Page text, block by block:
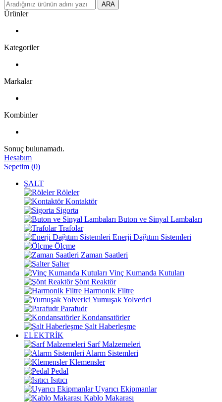
ARA
Ürünler
Kategoriler
Markalar
Kombinler
Sonuç bulunamadı.
Hesabım
Sepetim (0)
ŞALT
Röleler
Kontaktör
Sigorta
Buton ve Sinyal Lambaları
Trafolar
Enerji Dağıtım Sistemleri
Ölçme
Zaman Saatleri
Şalter
Vinç Kumanda Kutuları
Şönt Reaktör
Harmonik Filtre
Yumuşak Yolverici
Parafudr
Kondansatörler
Şalt Haberleşme
ELEKTRİK
Sarf Malzemeleri
Alarm Sistemleri
Klemensler
Pedal
Isıtıcı
Uyarıcı Ekipmanlar
Kablo Makarası